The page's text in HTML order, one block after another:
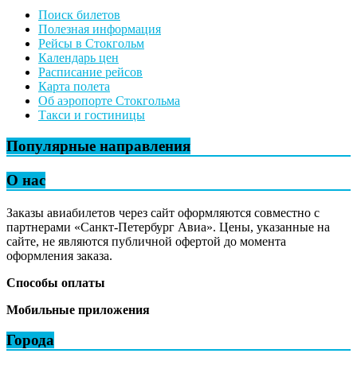
Поиск билетов
Полезная информация
Рейсы в Стокгольм
Календарь цен
Расписание рейсов
Карта полета
Об аэропорте Стокгольма
Такси и гостиницы
Популярные направления
О нас
Заказы авиабилетов через сайт оформляются совместно с
партнерами «Санкт-Петербург Авиа». Цены, указанные на
сайте, не являются публичной офертой до момента
оформления заказа.
Способы оплаты
Мобильные приложения
Города